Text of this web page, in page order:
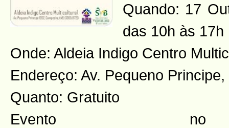
Quando: 17
das 10h às 17h
Onde: Aldeia Indigo Centro
Endereço: Av. Pequeno
Quanto: Gratuito
Evento